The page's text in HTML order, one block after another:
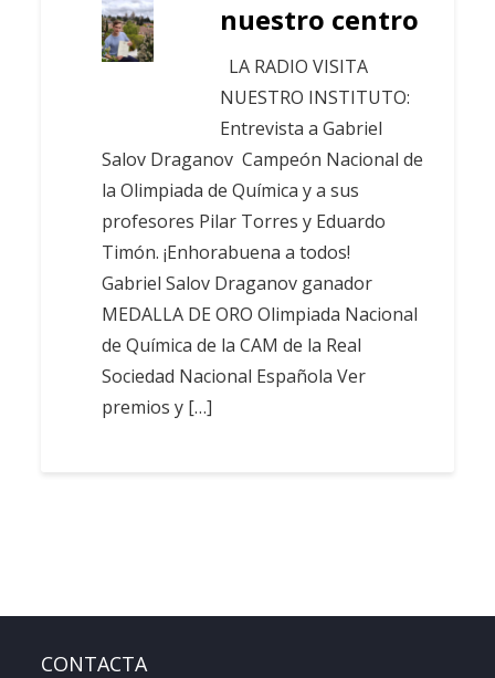
nuestro centro
LA RADIO VISITA
NUESTRO INSTITUTO:
Entrevista a Gabriel
Salov Draganov Campeón Nacional de
la Olimpiada de Química y a sus
profesores Pilar Torres y Eduardo
Timón. ¡Enhorabuena a todos!
Gabriel Salov Draganov ganador
MEDALLA DE ORO Olimpiada Nacional
de Química de la CAM de la Real
Sociedad Nacional Española Ver
premios y […]
CONTACTA